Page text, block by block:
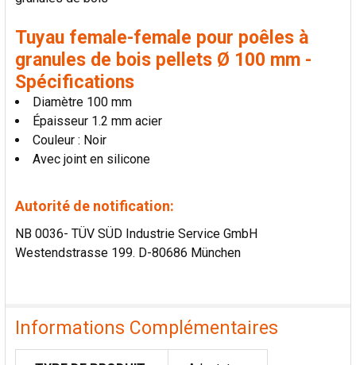
AJOUTER
SÉLECTION
AU PANIER
Tuyau female-female pour poêles à
granules de bois pellets Ø 100 mm -
Spécifications
Diamètre 100 mm
Épaisseur 1.2 mm acier
Couleur : Noir
Avec joint en silicone
Autorité de notification:
NB 0036- TÜV SÜD Industrie Service GmbH
Westendstrasse 199. D-80686 München
Informations Complémentaires